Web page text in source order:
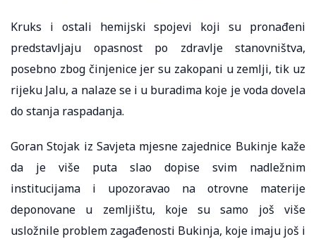
Kruks i ostali hemijski spojevi koji su pronađeni
predstavljaju opasnost po zdravlje stanovništva,
posebno zbog činjenice jer su zakopani u zemlji, tik uz
rijeku Jalu, a nalaze se i u buradima koje je voda dovela
do stanja raspadanja.
Goran Stojak iz Savjeta mjesne zajednice Bukinje kaže
da je više puta slao dopise svim nadležnim
institucijama i upozoravao na otrovne materije
deponovane u zemljištu, koje su samo još više
usložnile problem zagađenosti Bukinja, koje imaju još i